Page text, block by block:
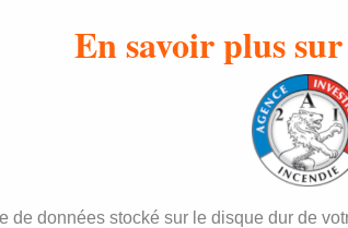
En savoir plus
données stocké sur le disque dur de